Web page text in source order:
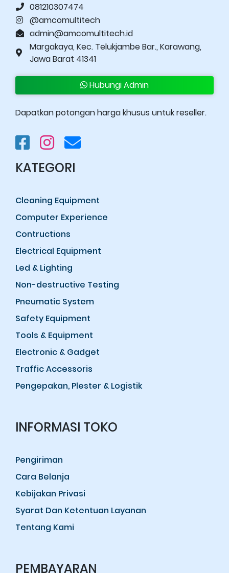
081210307474
@amcomultitech
admin@amcomultitech.id
Margakaya, Kec. Telukjambe Bar., Karawang,
Jawa Barat 41341
Hubungi Admin
Dapatkan potongan harga khusus untuk reseller.
KATEGORI
Cleaning Equipment
Computer Experience
Contructions
Electrical Equipment
Led & Lighting
Non-destructive Testing
Pneumatic System
Safety Equipment
Tools & Equipment
Electronic & Gadget
Traffic Accessoris
Pengepakan, Plester & Logistik
INFORMASI TOKO
Pengiriman
Cara Belanja
Kebijakan Privasi
Syarat Dan Ketentuan Layanan
Tentang Kami
PEMBAYARAN